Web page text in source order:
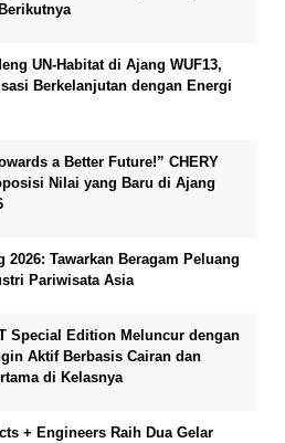
UN-Habitat di Ajang WUF13,
Berkelanjutan dengan Energi
a Better Future!” CHERY
Nilai yang Baru di Ajang
2026: Tawarkan Beragam Peluang
Pariwisata Asia
Special Edition Meluncur dengan
Aktif Berbasis Cairan dan
di Kelasnya
+ Engineers Raih Dua Gelar